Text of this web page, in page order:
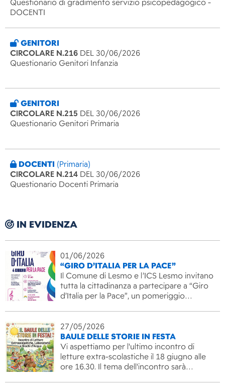
Questionario di gradimento servizio psicopedagogico -
DOCENTI
GENITORI
CIRCOLARE N.216 DEL 30/06/2026
Questionario Genitori Infanzia
GENITORI
CIRCOLARE N.215 DEL 30/06/2026
Questionario Genitori Primaria
DOCENTI (Primaria)
CIRCOLARE N.214 DEL 30/06/2026
Questionario Docenti Primaria
IN EVIDENZA
01/06/2026
“GIRO D’ITALIA PER LA PACE”
Il Comune di Lesmo e l’ICS Lesmo invitano
tutta la cittadinanza a partecipare a “Giro
d’Italia per la Pace”, un pomeriggio…
27/05/2026
BAULE DELLE STORIE IN FESTA
Vi aspettiamo per l'ultimo incontro di
letture extra-scolastiche il 18 giugno alle
ore 16.30. Il tema dell'incontro sarà…